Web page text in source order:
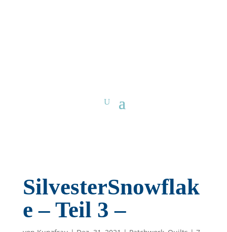
SilvesterSnowflak
e – Teil 3 –